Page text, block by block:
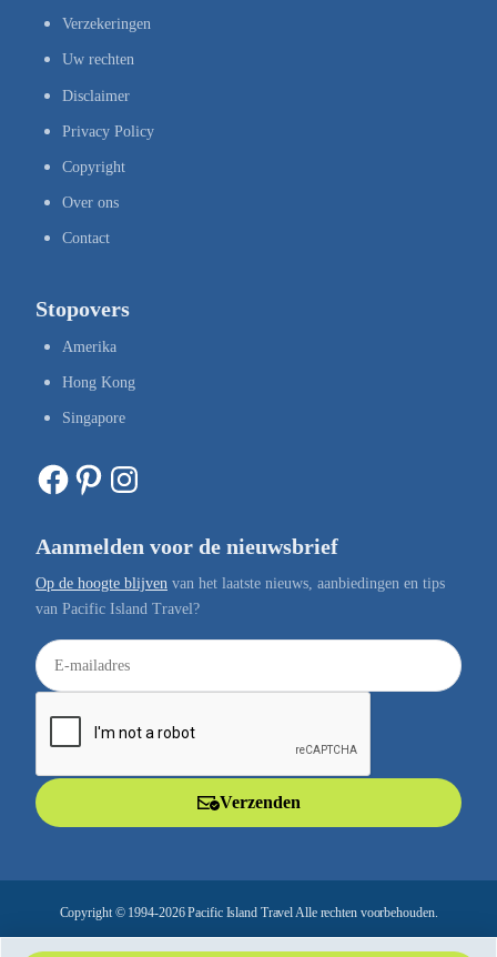
Verzekeringen
Uw rechten
Disclaimer
Privacy Policy
Copyright
Over ons
Contact
Stopovers
Amerika
Hong Kong
Singapore
Facebook Pinterest Instagram
Aanmelden voor de nieuwsbrief
Op de hoogte blijven van het laatste nieuws, aanbiedingen en tips
van Pacific Island Travel?
E
-
a
Verzenden
Copyright © 1994-2026 Pacific Island Travel Alle rechten voorbehouden.